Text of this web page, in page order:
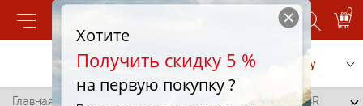
0
Позвонить Заказать услугу
Главная / Nokian Hakkapeliitta C Cargo 215/60 R16 108R
Хотите
Получить скидку 5 %
на первую покупку ?